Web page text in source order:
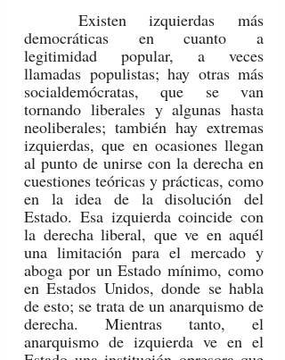
democráticas en cuanto a
legitimidad popular, a veces
llamadas populistas; hay otras más
socialdemócratas, que se van
tornando liberales y algunas hasta
neoliberales; también hay extremas
izquierdas, que en ocasiones llegan
al punto de unirse con la derecha en
cuestiones teóricas y prácticas, como
en la idea de la disolución del
Estado. Esa izquierda coincide con
la derecha liberal, que ve en aquél
una limitación para el mercado y
aboga por un Estado mínimo, como
en Estados Unidos, donde se habla
de esto; se trata de un anarquismo de
derecha. Mientras tanto, el
anarquismo de izquierda ve en el